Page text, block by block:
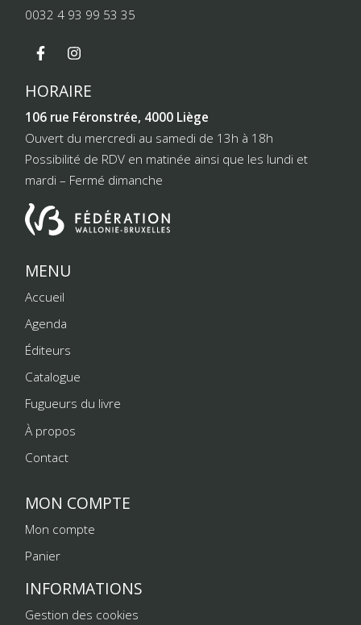
0032 4 93 99 53 35
HORAIRE
106 rue Féronstrée, 4000 Liège
Ouvert du mercredi au samedi de 13h à 18h
Possibilité de RDV en matinée ainsi que les lundi et
mardi – Fermé dimanche
MENU
Accueil
Agenda
Éditeurs
Catalogue
Fugueurs du livre
À propos
Contact
MON COMPTE
Mon compte
Panier
INFORMATIONS
Gestion des cookies